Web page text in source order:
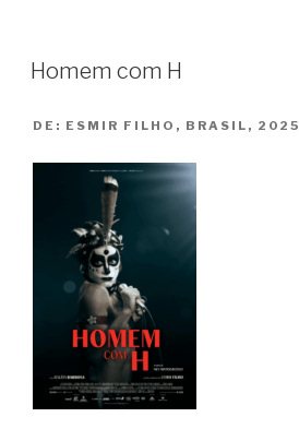
Homem com H
DE: ESMIR FILHO, BRASIL, 2025